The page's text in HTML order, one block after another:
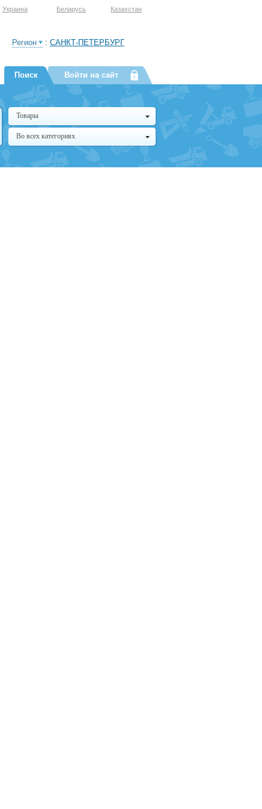
Украина Беларусь Казахстан
Регион : САНКТ-ПЕТЕРБУРГ
Поиск Войти на сайт
Товары
Во всех категориях